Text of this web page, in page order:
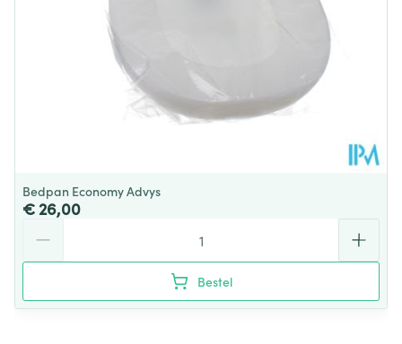
Bedpan Economy Advys
€ 26,00
Bestel